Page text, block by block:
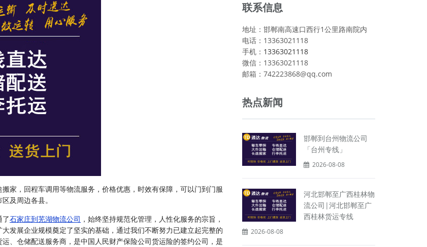
家，回程车调用等物流服务，价格优惠，时效有保障，可以门到门服
及周边各县。
石家庄到芜湖物流公司 ，始终坚持规范化管理，人性化服务的宗旨，
发展企业规模奠定了坚实的基础，通过我们不断努力已建立起完整的
、仓储配送服务商，是中国人民财产保险公司货运险的签约公司，是
联系信息
地址：邯郸南高速口西行1公里路南院内
电话：13363021118
手机： 13363021118
微信：13363021118
邮箱：742223868@qq.com
热点新闻
邯郸到台州物流公司
「台州专线」
2026-08-08
河北邯郸至广西桂林物
流公司|河北邯郸至广
西桂林货运专线
2026-08-08